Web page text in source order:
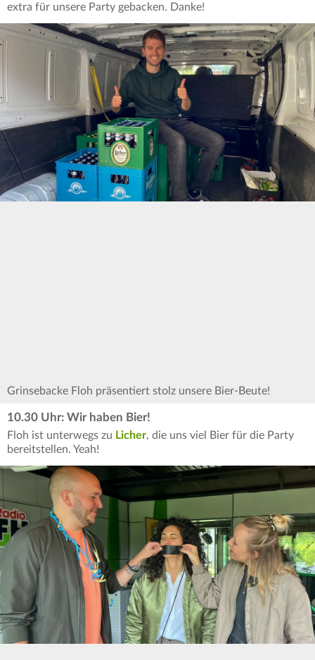
extra für unsere Party gebacken. Danke!
Grinsebacke Floh präsentiert stolz unsere Bier-Beute!
10.30 Uhr: Wir haben Bier!
Floh ist unterwegs zu Licher, die uns viel Bier für die Party
bereitstellen. Yeah!